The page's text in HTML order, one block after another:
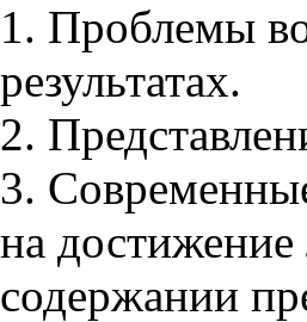
1. Проблемы
результатах.
2.
3.
на достижение
содержании